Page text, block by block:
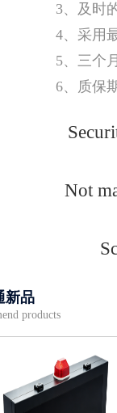
3、及时
4、采用
5、三个
6、质保
Not
新品
products